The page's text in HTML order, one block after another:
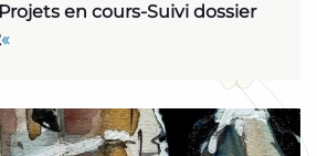
en cours-Suivi dossier
«